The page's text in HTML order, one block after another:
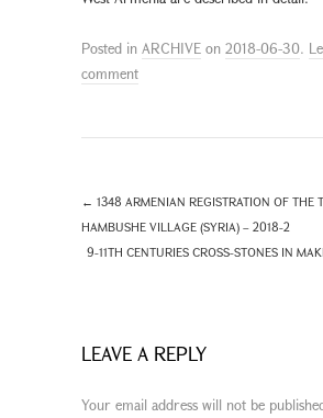
Posted in ARCHIVE on 2018-06-30.
comment
← 1348 ARMENIAN REGISTRATION OF THE
HAMBUSHE VILLAGE (SYRIA) – 2018-2
9-11TH CENTURIES CROSS-STONES IN
LEAVE A REPLY
Your email address will not be